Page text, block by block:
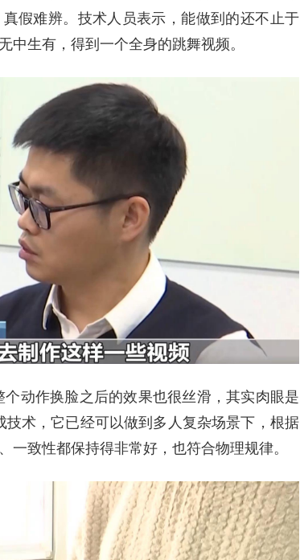
假难辨。技术人员表示，能做到的还不止于
中生有，得到一个全身的跳舞视频。
个动作换脸之后的效果也很丝滑，其实肉眼是
术，它已经可以做到多人复杂场景下，根据
一致性都保持得非常好，也符合物理规律。